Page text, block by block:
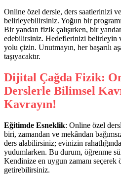
Online özel dersle, ders saatlerinizi
belirleyebilirsiniz. Yoğun bir
Bir yandan fizik çalışırken, bir
edebilirsiniz. Hedeflerinizi belirleyin
yolu çizin. Unutmayın, her başarılı
taşıyacaktır.
Dijital Çağda Fizik:
Derslerle Bilimsel
Kavrayın!
Eğitimde Esneklik: Online özel
biri, zamandan ve mekândan
ders alabilirsiniz; evinizin
yudumlarken. Bu durum, öğrenme
Kendinize en uygun zamanı
getirebilirsiniz.